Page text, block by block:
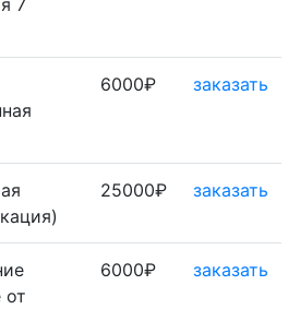
7
6000₽ заказать
25000₽ заказать
от
6000₽ заказать